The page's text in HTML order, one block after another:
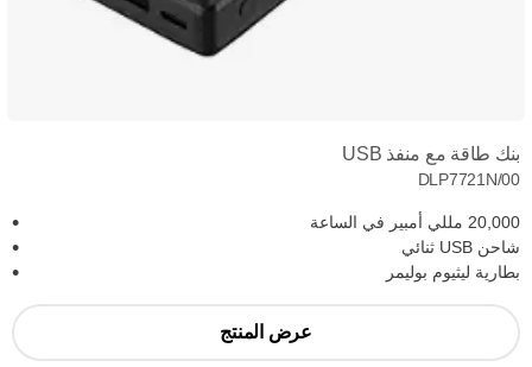
بنك طاقة مع منفذ USB
DLP7721N/00
20,000 مللي أمبير في الساعة
شاحن USB ثنائي
بطارية ليثيوم بوليمر
عرض المنتج